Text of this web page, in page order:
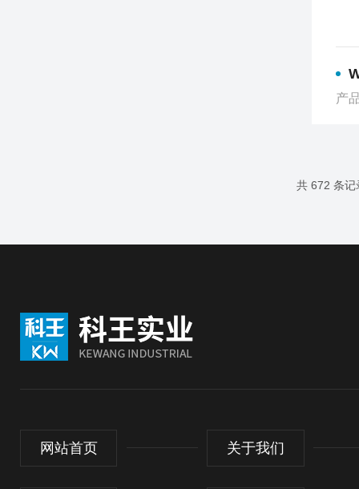
产
共 672 条
网站首页 关于我们